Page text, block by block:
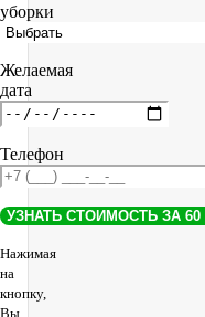
уборки
Желаемая
дата
Телефон
Нажимая
на
кнопку,
Вы